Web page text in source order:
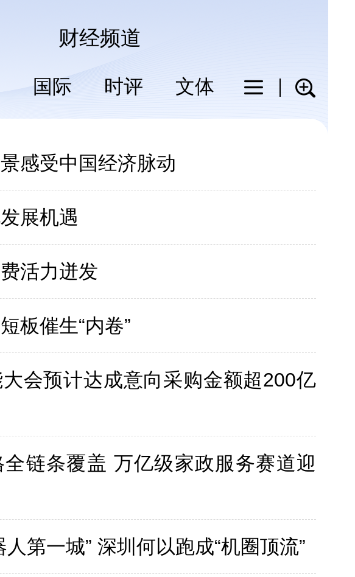
财经频道
国际 时评 文体 科普
感受中国经济脉动
展机遇
活力迸发
板催生“内卷”
会预计达成意向采购金额超200亿
链条覆盖 万亿级家政服务赛道迎
人第一城” 深圳何以跑成“机圈顶流”